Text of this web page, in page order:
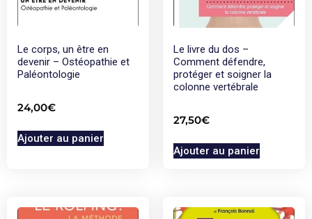
Le corps, un être en
devenir – Ostéopathie et
Paléontologie
24,00€
Ajouter au panier
Le livre du dos –
Comment défendre,
protéger et soigner la
colonne vertébrale
27,50€
Ajouter au panier